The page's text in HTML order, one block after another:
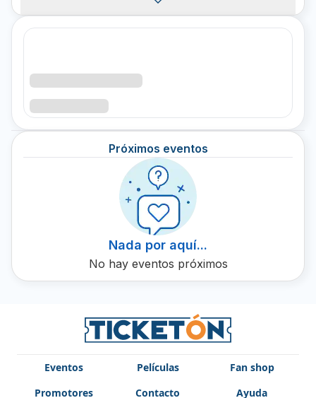
capturan la esencia de la música de banda, fusionándola
perfectamente con influencias modernas. Banda La
Triunfadora ha llevado su música a numerosas ciudades y
verlos en concierto, compra tus boletos en Ticketón.
Próximos eventos
Nada por aquí...
No hay eventos próximos
Eventos Películas
Fan shop
Promotores
Contacto Ayuda